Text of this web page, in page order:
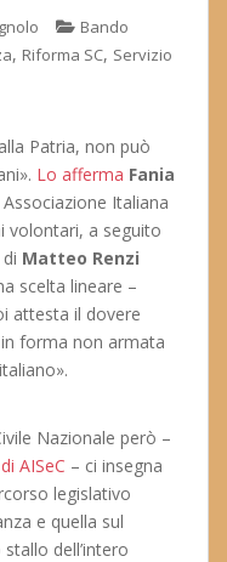
Bando
, Riforma SC, Servizio
Patria, non può
Lo afferma Fania
Italiana
volontari, a seguito
di Matteo Renzi
scelta lineare –
attesta il dovere
forma non armata
Nazionale però –
AISeC – ci insegna
legislativo
e quella sul
dell’intero